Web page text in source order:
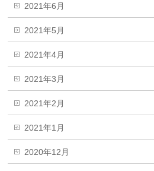
2021年6月
2021年5月
2021年4月
2021年3月
2021年2月
2021年1月
2020年12月